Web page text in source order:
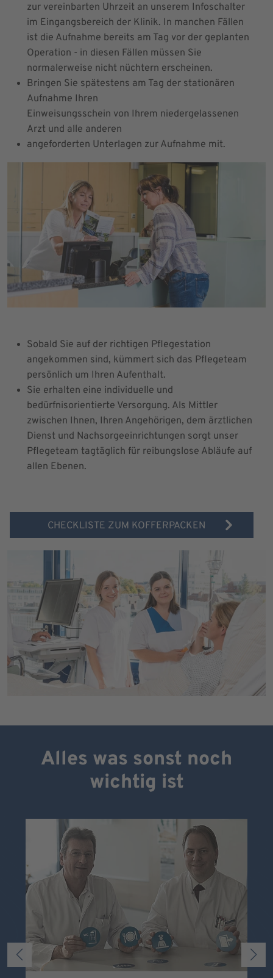
zur vereinbarten Uhrzeit an unserem Infoschalter
im Eingangsbereich der Klinik. In manchen Fällen
ist die Aufnahme bereits am Tag vor der geplanten
Operation - in diesen Fällen müssen Sie
normalerweise nicht nüchtern erscheinen.
Bringen Sie spätestens am Tag der stationären
Aufnahme Ihren
Einweisungsschein von Ihrem niedergelassenen
Arzt und alle anderen
angeforderten Unterlagen zur Aufnahme mit.
Sobald Sie auf der richtigen Pflegestation
angekommen sind, kümmert sich das Pflegeteam
persönlich um Ihren Aufenthalt.
Sie erhalten eine individuelle und
bedürfnisorientierte Versorgung. Als Mittler
zwischen Ihnen, Ihren Angehörigen, dem ärztlichen
Dienst und Nachsorgeeinrichtungen sorgt unser
Pflegeteam tagtäglich für reibungslose Abläufe auf
allen Ebenen.
CHECKLISTE ZUM KOFFERPACKEN
Alles was sonst noch
wichtig ist